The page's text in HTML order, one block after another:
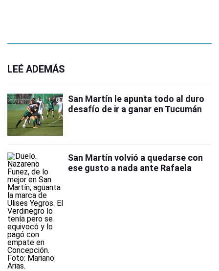
LEÉ ADEMÁS
San Martín le apunta todo al duro
desafío de ir a ganar en Tucumán
San Martín volvió a quedarse con
ese gusto a nada ante Rafaela